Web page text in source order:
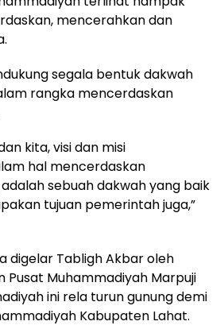
mencerahkan dan
segala bentuk dakwah
rangka mencerdaskan
kita, visi dan misi
hal mencerdaskan
sebuah dakwah yang baik
tujuan pemerintah juga,”
digelar Tabligh Akbar oleh
Pusat Muhammadiyah Marpuji
ini rela turun gunung demi
Kabupaten Lahat.